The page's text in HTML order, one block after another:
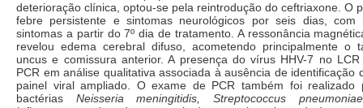
deterioração clínica, optou-se pela reintrodução do ceftriaxone. O
febre persistente e sintomas neurológicos por seis dias, com
sintomas a partir do 7º dia de tratamento. A ressonância
revelou edema cerebral difuso, acometendo principalmente o
uncus e comissura anterior. A presença do vírus HHV-7 no
PCR em análise qualitativa associada à ausência de identificação
painel viral ampliado. O exame de PCR também foi realizado
bactérias Neisseria meningitidis, Streptococcus pneumoniae